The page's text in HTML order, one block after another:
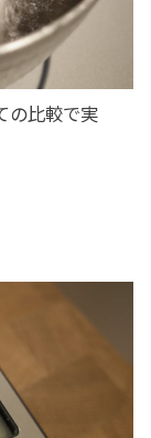
の比較で実